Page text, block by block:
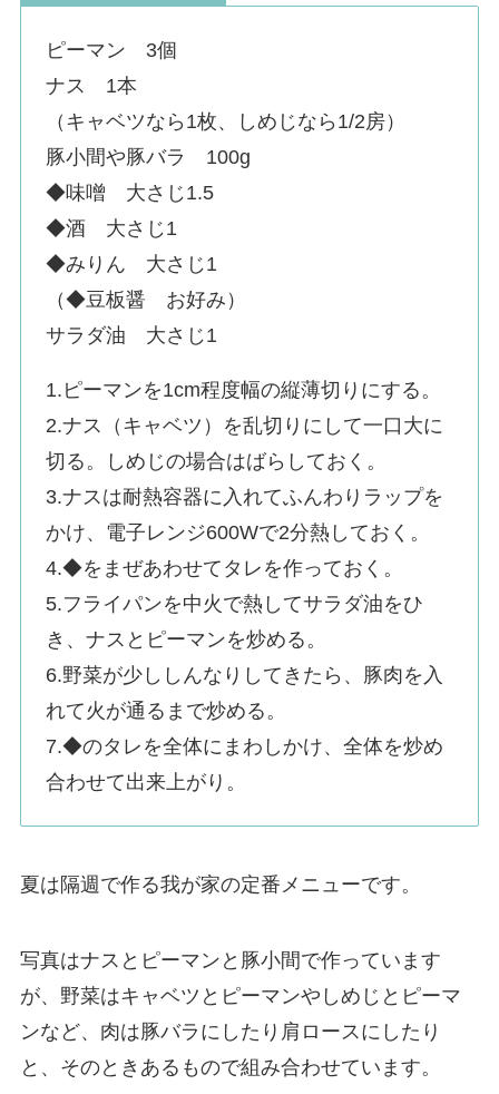
ピーマン 3個
ナス 1本
（キャベツなら1枚、しめじなら1/2房）
豚小間や豚バラ 100g
◆味噌 大さじ1.5
◆酒 大さじ1
◆みりん 大さじ1
（◆豆板醤 お好み）
サラダ油 大さじ1
1.ピーマンを1cm程度幅の縦薄切りにする。
2.ナス（キャベツ）を乱切りにして一口大に
切る。しめじの場合はばらしておく。
3.ナスは耐熱容器に入れてふんわりラップを
かけ、電子レンジ600Wで2分熱しておく。
4.◆をまぜあわせてタレを作っておく。
5.フライパンを中火で熱してサラダ油をひ
き、ナスとピーマンを炒める。
6.野菜が少ししんなりしてきたら、豚肉を入
れて火が通るまで炒める。
7.◆のタレを全体にまわしかけ、全体を炒め
合わせて出来上がり。
夏は隔週で作る我が家の定番メニューです。
写真はナスとピーマンと豚小間で作っています
が、野菜はキャベツとピーマンやしめじとピーマ
ンなど、肉は豚バラにしたり肩ロースにしたり
と、そのときあるもので組み合わせています。